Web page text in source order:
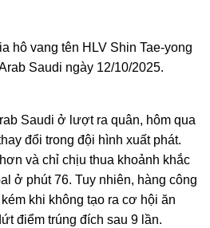
hô vang tên HLV Shin Tae-yong
Saudi ngày 12/10/2025.
Saudi ở lượt ra quân, hôm qua
đổi trong đội hình xuất phát.
và chỉ chịu thua khoảnh khắc
ở phút 76. Tuy nhiên, hàng công
khi không tạo ra cơ hội ăn
điểm trúng đích sau 9 lần.